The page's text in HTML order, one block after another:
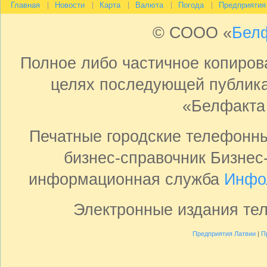
Главная Новости Карта Валюта Погода Предприятия
© СООО «
Полное либо частичное
целях последующей
Печатные городские
бизнес-справочник
информационная служба
Электронные издания
Предприятия Латвии|